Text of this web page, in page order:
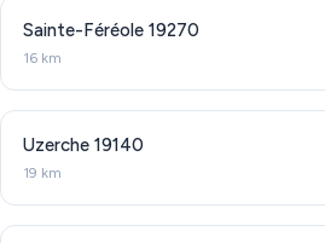
Sainte-Féréole 19270
16 km
Uzerche 19140
19 km